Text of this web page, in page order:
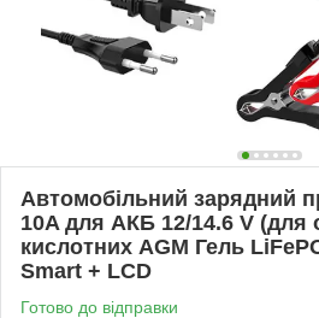
Автомобільний зарядний
10A для АКБ 12/14.6 V (для
кислотних AGM Гель
Smart + LCD
Готово до відправки